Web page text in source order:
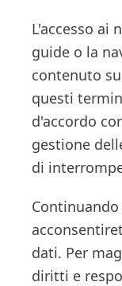
L'accesso ai
guide o la
contenuto
questi
d'accordo
gestione
di
dati. Per
diritti e